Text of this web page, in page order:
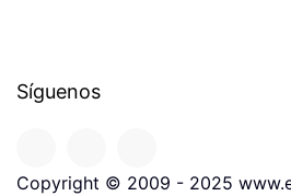
Síguenos
Copyright © 2009 - 2025